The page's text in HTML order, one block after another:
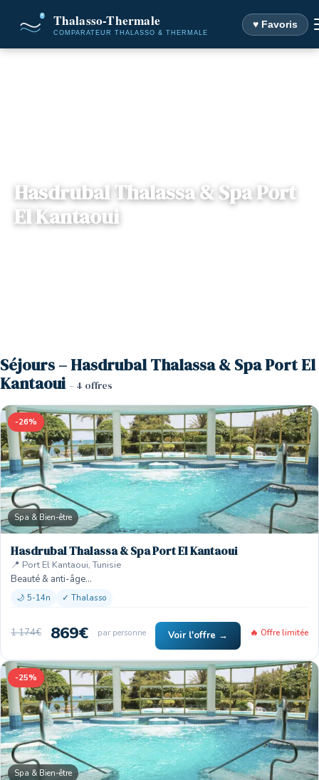
♥ Favoris
Hasdrubal Thalassa & Spa Port
El Kantaoui
Séjours – Hasdrubal Thalassa & Spa Port El
Kantaoui – 4 offres
-26%
Spa & Bien-être
Hasdrubal Thalassa & Spa Port El Kantaoui
📍 Port El Kantaoui, Tunisie
Beauté & anti-âge…
🌙 5-14n ✓ Thalasso
1 174€ 869€ par personne Voir l'offre → 🔥 Offre limitée
-25%
Spa & Bien-être